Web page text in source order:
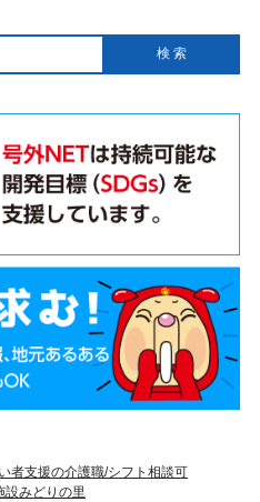
者支援の介護職/シフト相談可
設みどりの里